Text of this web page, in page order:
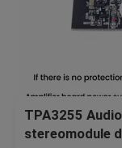
TPA3255
stereomodule